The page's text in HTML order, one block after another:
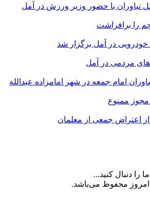
نیاوران با حضور وزیر ورزش در آمل
را برافراشت
خودرویی در آمل برگزار شد
مردمی در آمل
امام جمعه در شهر امامزاده عبدالله
مجوز ممنوع
اعتراض جمعی از معلمان
را دنبال کنید...
محفوظ می‌باشد.